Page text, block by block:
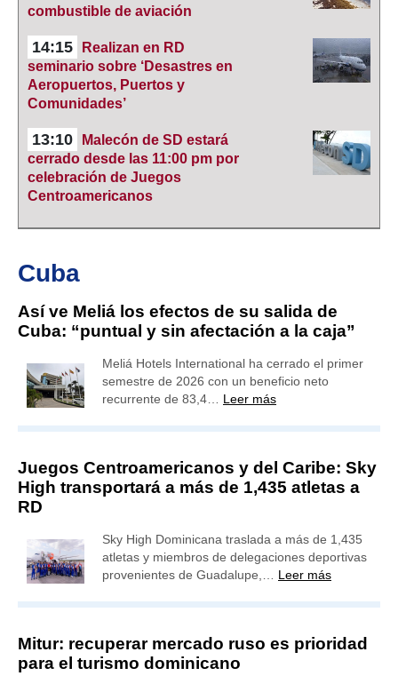
combustible de aviación
14:15
Realizan en RD
seminario sobre ‘Desastres en
Aeropuertos, Puertos y
Comunidades’
13:10
Malecón de SD estará
cerrado desde las 11:00 pm por
celebración de Juegos
Centroamericanos
Cuba
Así ve Meliá los efectos de su salida de
Cuba: “puntual y sin afectación a la caja”
Meliá Hotels International ha cerrado el primer
semestre de 2026 con un beneficio neto
recurrente de 83,4… Leer más
Juegos Centroamericanos y del Caribe: Sky
High transportará a más de 1,435 atletas a
RD
Sky High Dominicana traslada a más de 1,435
atletas y miembros de delegaciones deportivas
provenientes de Guadalupe,… Leer más
Mitur: recuperar mercado ruso es prioridad
para el turismo dominicano